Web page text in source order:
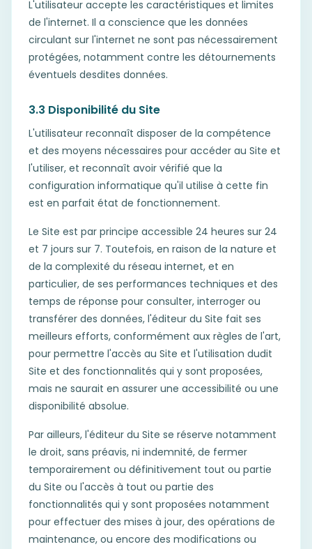
L'utilisateur accepte les caractéristiques et limites
de l'internet. Il a conscience que les données
circulant sur l'internet ne sont pas nécessairement
protégées, notamment contre les détournements
éventuels desdites données.
3.3 Disponibilité du Site
L'utilisateur reconnaît disposer de la compétence
et des moyens nécessaires pour accéder au Site et
l'utiliser, et reconnaît avoir vérifié que la
configuration informatique qu'il utilise à cette fin
est en parfait état de fonctionnement.
Le Site est par principe accessible 24 heures sur 24
et 7 jours sur 7. Toutefois, en raison de la nature et
de la complexité du réseau internet, et en
particulier, de ses performances techniques et des
temps de réponse pour consulter, interroger ou
transférer des données, l'éditeur du Site fait ses
meilleurs efforts, conformément aux règles de l'art,
pour permettre l'accès au Site et l'utilisation dudit
Site et des fonctionnalités qui y sont proposées,
mais ne saurait en assurer une accessibilité ou une
disponibilité absolue.
Par ailleurs, l'éditeur du Site se réserve notamment
le droit, sans préavis, ni indemnité, de fermer
temporairement ou définitivement tout ou partie
du Site ou l'accès à tout ou partie des
fonctionnalités qui y sont proposées notamment
pour effectuer des mises à jour, des opérations de
maintenance, ou encore des modifications ou